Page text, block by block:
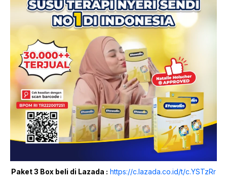
Paket 3 Box beli di Lazada : https://c.lazada.co.id/t/c.YSTzRr